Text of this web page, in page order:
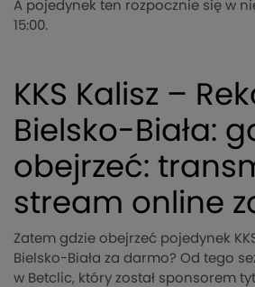
A pojedynek ten rozpocznie się w
15:00.
KKS Kalisz –
Bielsko-Biała:
obejrzeć:
stream online
Zatem gdzie obejrzeć pojedynek
Bielsko-Biała za darmo? Od tego
w Betclic, który został sponsorem